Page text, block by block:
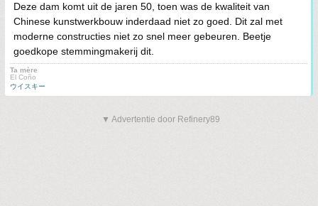
Deze dam komt uit de jaren 50, toen was de kwaliteit van
Chinese kunstwerkbouw inderdaad niet zo goed. Dit zal met
moderne constructies niet zo snel meer gebeuren. Beetje
goedkope stemmingmakerij dit.
Ta mère
El Coño
ウイスキー
▼ Advertentie door Refinery89